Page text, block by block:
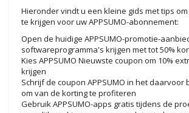
Hieronder vindt u een kleine gids met tips
te krijgen voor uw APPSUMO-abonnement:
Open de huidige APPSUMO-promotie-
softwareprogramma's krijgen met tot 50%
Kies APPSUMO Nieuwste coupon om 10%
krijgen
Schrijf de coupon APPSUMO in het daarvoor
om van de korting te profiteren
Gebruik APPSUMO-apps gratis tijdens de